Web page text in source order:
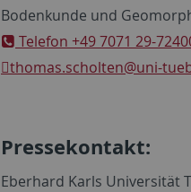
Bodenkunde und
Telefon +49 7071 29-
thomas.scholten@uni-
Pressekontakt:
Eberhard Karls Universität